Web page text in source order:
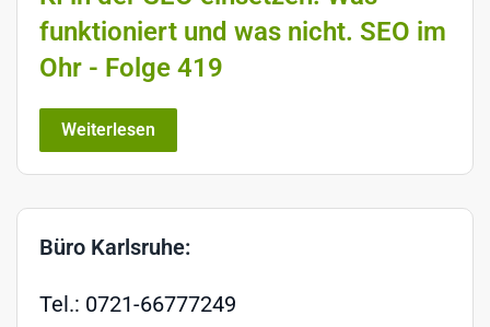
funktioniert und was nicht. SEO im
Ohr - Folge 419
Weiterlesen
Büro Karlsruhe:
Tel.: 0721-66777249